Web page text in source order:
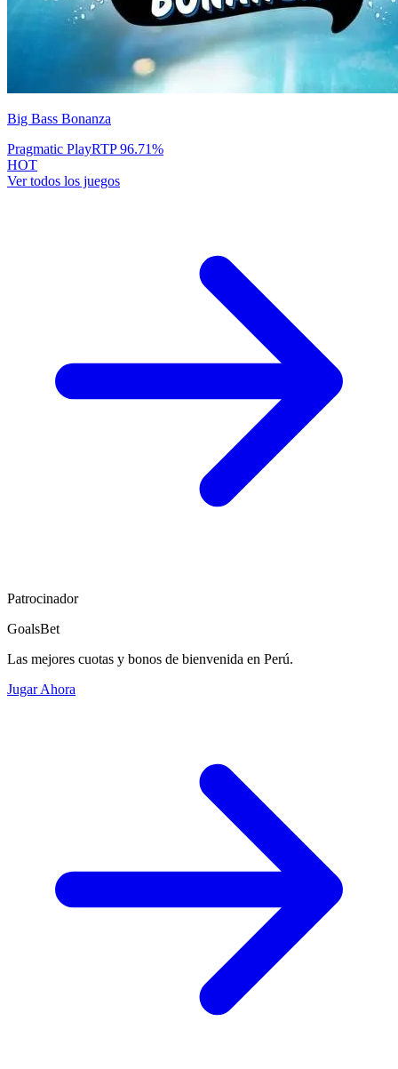
Big Bass Bonanza
Pragmatic PlayRTP96.71%
HOT
Ver todos los juegos
Patrocinador
GoalsBet
Las mejores cuotas y bonos de bienvenida en Perú.
Jugar Ahora